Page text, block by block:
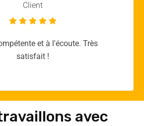
Client
pour votre expertise!
avec